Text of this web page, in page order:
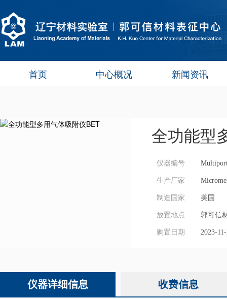
首页 中心概况 新闻资讯
全功能型
仪器编号
生产厂家
制造国家 美国
放置地点 郭可信
购置日期 2023-
仪器详细信息 收费信息